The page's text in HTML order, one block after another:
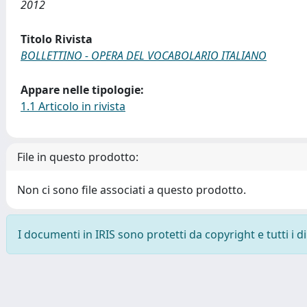
2012
Titolo Rivista
BOLLETTINO - OPERA DEL VOCABOLARIO ITALIANO
Appare nelle tipologie:
1.1 Articolo in rivista
File in questo prodotto:
Non ci sono file associati a questo prodotto.
I documenti in IRIS sono protetti da copyright e tutti i